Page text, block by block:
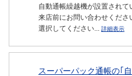
自動通帳繰越機が設置され
来店前にお問い合わせくだ
選択してください... 詳細表示
スーパーパック通帳の｢